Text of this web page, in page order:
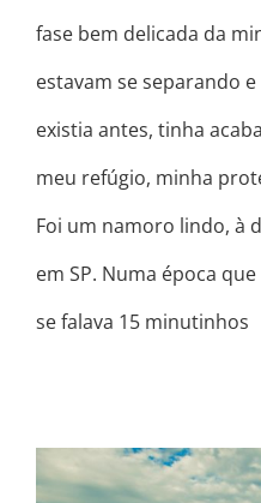
fase bem delicada da
estavam se separando
existia antes, tinha
meu refúgio, minha
Foi um namoro lindo, à
em SP. Numa época
se falava 15 minutinhos